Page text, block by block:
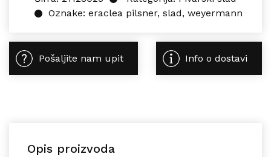
Oznake: eraclea pilsner, slad, weyermann
Pošaljite nam upit Info o dostavi
Opis proizvoda